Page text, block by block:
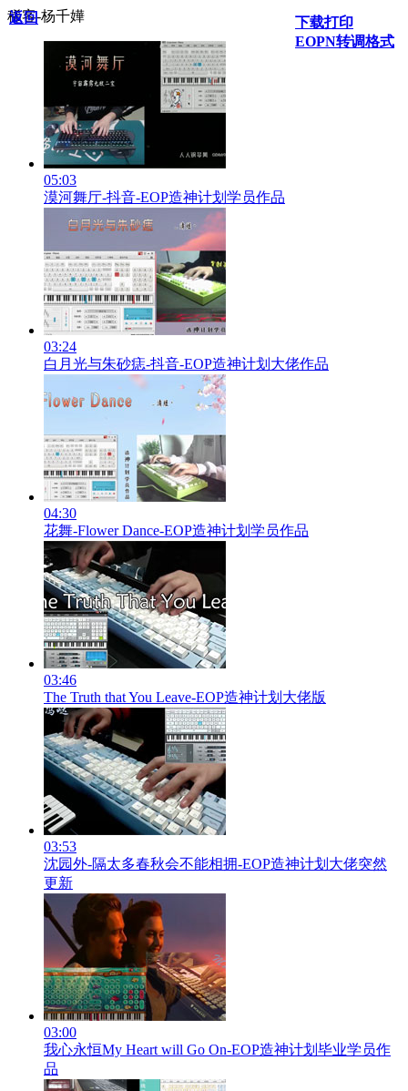
稀客-杨千嬅
05:03
漠河舞厅-抖音-EOP造神计划学员作品
03:24
白月光与朱砂痣-抖音-EOP造神计划大佬作品
04:30
花舞-Flower Dance-EOP造神计划学员作品
03:46
The Truth that You Leave-EOP造神计划大佬版
03:53
沈园外-隔太多春秋会不能相拥-EOP造神计划大佬突然
更新
03:00
我心永恒My Heart will Go On-EOP造神计划毕业学员作
品
下载打印
EOPN转调格式
返回